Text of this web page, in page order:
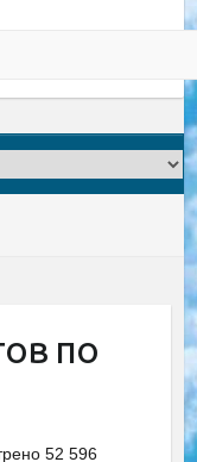
по
52 596